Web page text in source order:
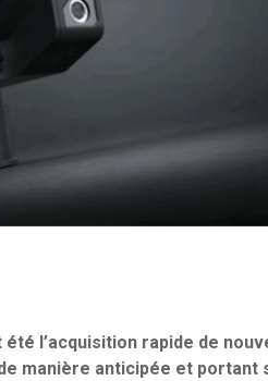
l’acquisition rapide de
manière anticipée et